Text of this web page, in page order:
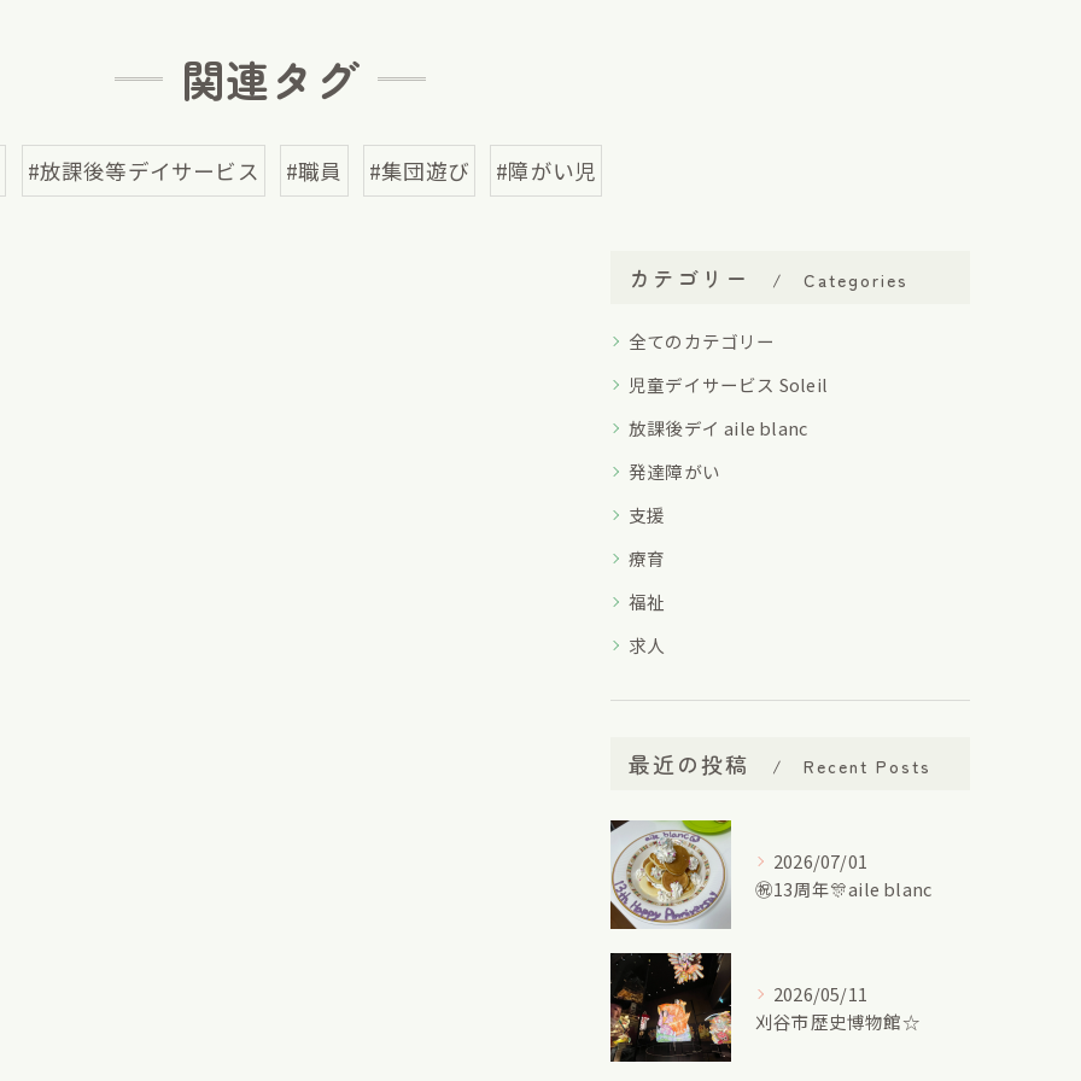
関連タグ
#放課後等デイサービス #職員 #集団遊び #障がい児
カテゴリー Categories
全てのカテゴリー
児童デイサービス Soleil
放課後デイ aile blanc
発達障がい
支援
療育
福祉
求人
最近の投稿 Recent Posts
2026/07/01
㊗13周年🎊aile blanc
2026/05/11
刈谷市歴史博物館☆